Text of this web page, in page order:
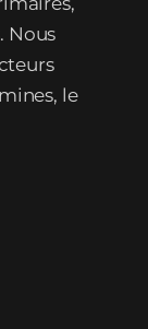
Nous
le